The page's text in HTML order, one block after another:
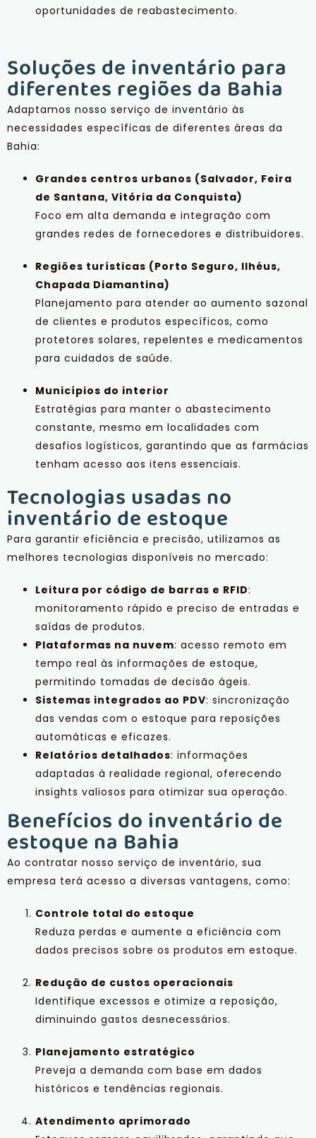
oportunidades de reabastecimento.
Soluções de inventário para
diferentes regiões da Bahia
Adaptamos nosso serviço de inventário às
necessidades específicas de diferentes áreas da
Bahia:
Grandes centros urbanos (Salvador, Feira
de Santana, Vitória da Conquista)
Foco em alta demanda e integração com
grandes redes de fornecedores e distribuidores.
Regiões turísticas (Porto Seguro, Ilhéus,
Chapada Diamantina)
Planejamento para atender ao aumento sazonal
de clientes e produtos específicos, como
protetores solares, repelentes e medicamentos
para cuidados de saúde.
Municípios do interior
Estratégias para manter o abastecimento
constante, mesmo em localidades com
desafios logísticos, garantindo que as farmácias
tenham acesso aos itens essenciais.
Tecnologias usadas no
inventário de estoque
Para garantir eficiência e precisão, utilizamos as
melhores tecnologias disponíveis no mercado:
Leitura por código de barras e RFID:
monitoramento rápido e preciso de entradas e
saídas de produtos.
Plataformas na nuvem: acesso remoto em
tempo real às informações de estoque,
permitindo tomadas de decisão ágeis.
Sistemas integrados ao PDV: sincronização
das vendas com o estoque para reposições
automáticas e eficazes.
Relatórios detalhados: informações
adaptadas à realidade regional, oferecendo
insights valiosos para otimizar sua operação.
Benefícios do inventário de
estoque na Bahia
Ao contratar nosso serviço de inventário, sua
empresa terá acesso a diversas vantagens, como:
Controle total do estoque
Reduza perdas e aumente a eficiência com
dados precisos sobre os produtos em estoque.
Redução de custos operacionais
Identifique excessos e otimize a reposição,
diminuindo gastos desnecessários.
Planejamento estratégico
Preveja a demanda com base em dados
históricos e tendências regionais.
Atendimento aprimorado